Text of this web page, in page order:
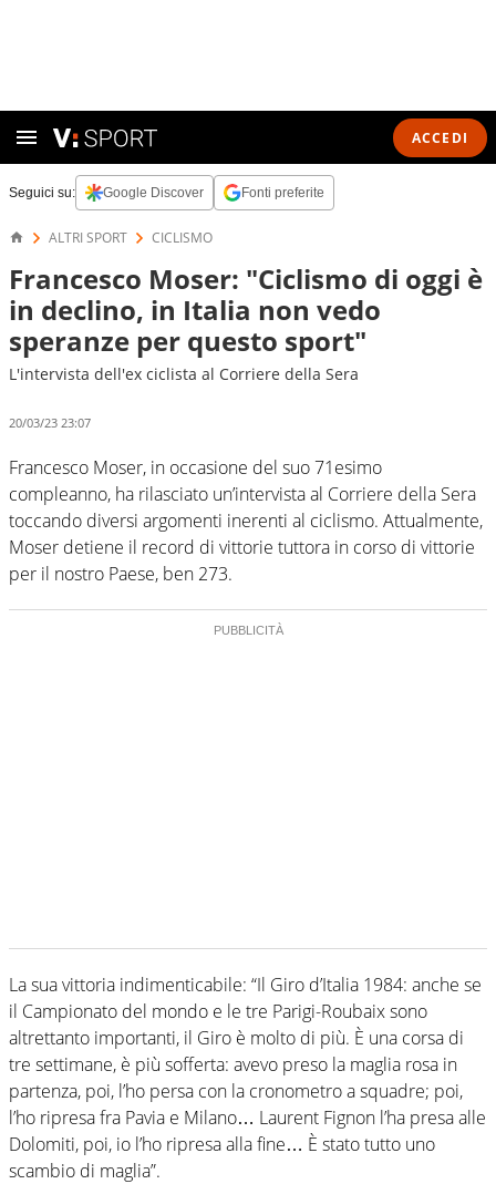
ACCEDI
Seguici su: Google Discover Fonti preferite
ALTRI SPORT CICLISMO
Francesco Moser: "Ciclismo di oggi è
in declino, in Italia non vedo
speranze per questo sport"
L'intervista dell'ex ciclista al Corriere della Sera
20/03/23 23:07
Francesco Moser, in occasione del suo 71esimo
compleanno, ha rilasciato un’intervista al Corriere della Sera
toccando diversi argomenti inerenti al ciclismo. Attualmente,
Moser detiene il record di vittorie tuttora in corso di vittorie
per il nostro Paese, ben 273.
La sua vittoria indimenticabile: “Il Giro d’Italia 1984: anche se
il Campionato del mondo e le tre Parigi-Roubaix sono
altrettanto importanti, il Giro è molto di più. È una corsa di
tre settimane, è più sofferta: avevo preso la maglia rosa in
partenza, poi, l’ho persa con la cronometro a squadre; poi,
l’ho ripresa fra Pavia e Milano… Laurent Fignon l’ha presa alle
Dolomiti, poi, io l’ho ripresa alla fine… È stato tutto uno
scambio di maglia”.